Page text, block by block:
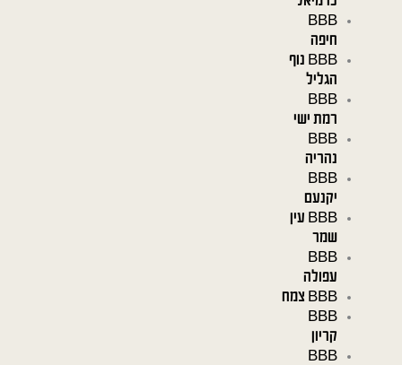
BBB
חיפה
BBB נוף
הגליל
BBB
רמת ישי
BBB
נהריה
BBB
יקנעם
BBB עין
שמר
BBB
עפולה
BBB צמח
BBB
קריון
BBB